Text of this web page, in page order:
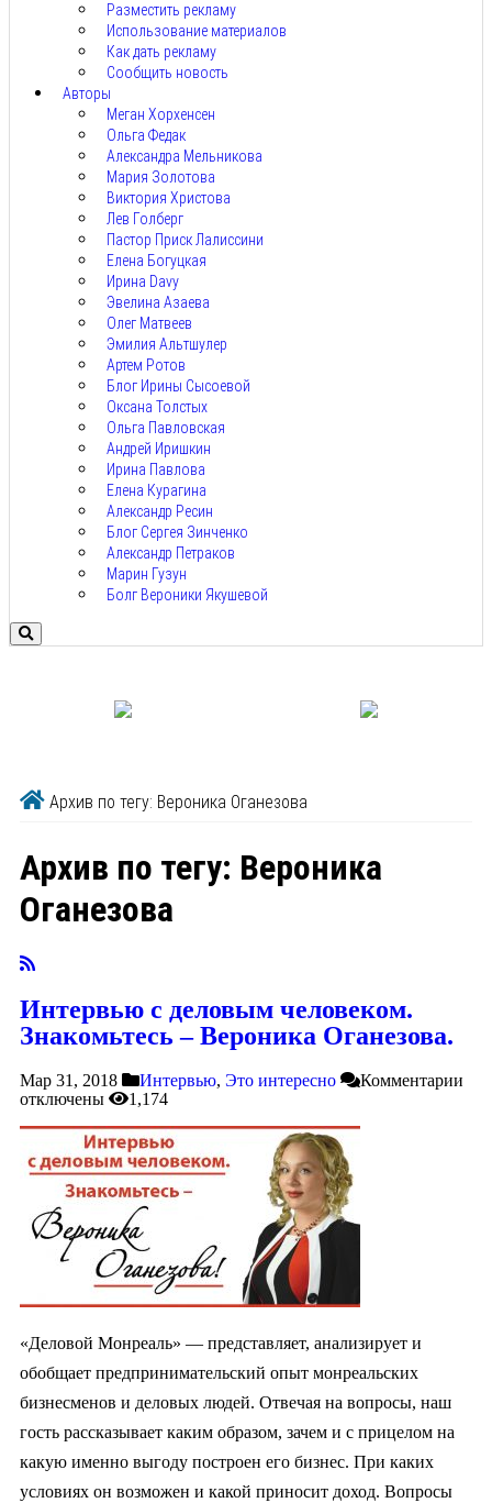
Разместить рекламу
Использование материалов
Как дать рекламу
Сообщить новость
Авторы
Меган Хорхенсен
Ольга Федак
Александра Мельникова
Мария Золотова
Виктория Христова
Лев Голберг
Пастор Приск Лалиссини
Елена Богуцкая
Ирина Davy
Эвелина Азаева
Олег Матвеев
Эмилия Альтшулер
Артем Ротов
Блог Ирины Сысоевой
Оксана Толстых
Ольга Павловская
Андрей Иришкин
Ирина Павлова
Елена Курагина
Александр Ресин
Блог Сергея Зинченко
Александр Петраков
Марин Гузун
Болг Вероники Якушевой
Архив по тегу: Вероника Оганезова
Архив по тегу: Вероника
Оганезова
Интервью с деловым человеком.
Знакомьтесь – Вероника Оганезова.
Мар 31, 2018 Интервью, Это интересно
Комментарии
отключены
1,174
«Деловой Монреаль» — представляет, анализирует и
обобщает предпринимательский опыт монреальских
бизнесменов и деловых людей. Отвечая на вопросы, наш
гость рассказывает каким образом, зачем и с прицелом на
какую именно выгоду построен его бизнес. При каких
условиях он возможен и какой приносит доход. Вопросы